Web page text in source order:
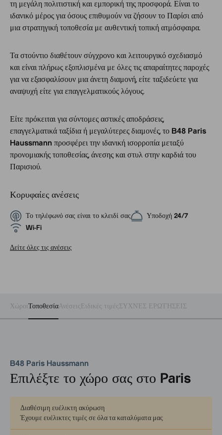
τη μεγάλη πολιτιστική και εμπορική της προσφορά. Είναι το
ιδανικό μέρος για όσους επιθυμούν να ζήσουν το Παρίσι από
μια στρατηγική τοποθεσία με αυθεντική τοπική ατμόσφαιρα.
Τα στούντιο διαθέτουν σύγχρονο και λειτουργικό σχεδιασμό
και είναι πλήρως εξοπλισμένα με όλες τις απαραίτητες παροχές
για να εξασφαλίσουν μια άνετη διαμονή, είτε ταξιδεύετε για
αναψυχή είτε για επαγγελματικούς λόγους.
Είτε πρόκειται για σύντομες αστικές αποδράσεις,
επαγγελματικά ταξίδια ή μεγαλύτερες διαμονές, το B48 Paris
Haussmann προσφέρει την ιδανική ισορροπία μεταξύ
προνομιακής τοποθεσίας, άνεσης και στυλ στην καρδιά του
Παρισιού.
Κορυφαίες ανέσεις
Το τηλέφωνό σας είναι το κλειδί σας
Υποδοχή 24/7
Wi-Fi
Δείτε όλες τις ανέσεις
ΧώροιΤοποθεσίαΑνέσεις Ειδικές τιμέςΣΥΧΝΈΣ ΕΡΩΤΉΣΕΙΣ
B48 Paris Haussmann
Επιλέξτε το χώρο σας στο Paris
Διαθέσιμη ευέλικτη ακύρωση
Έχουμε ευέλικτες τιμές σε όλα τα καταλύματα μας